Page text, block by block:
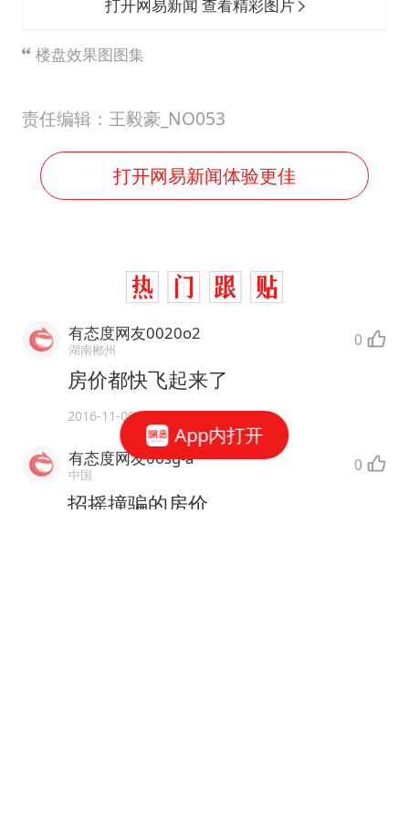
打开网易新闻 查看精彩图片
楼盘效果图图集
责任编辑：王毅豪_NO053
打开网易新闻体验更佳
有态度网友0020o2
湖南郴州 0
房价都快飞起来了
2016-11-09
有态度网友06sg-a
中国 0
招摇撞骗的房价,
App内打开